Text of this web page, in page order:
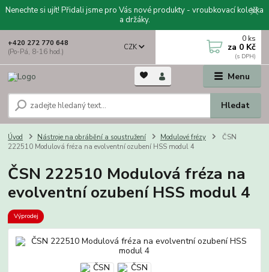
Nenechte si ujít! Přidali jsme pro Vás nové produkty - vroubkovací kolečka
a držáky.
Menu
CZK
Hledat
+420 272 770 648
(Po-Pá, 8-16 hod.)
0 ks
za 0 Kč
Úvod Nástroje na obrábění a soustružení Modulové frézy
ČSN
222510 Modulová fréza na evolventní ozubení HSS modul 4
ČSN 222510 Modulová fréza na
evolventní ozubení HSS modul 4
Výprodej